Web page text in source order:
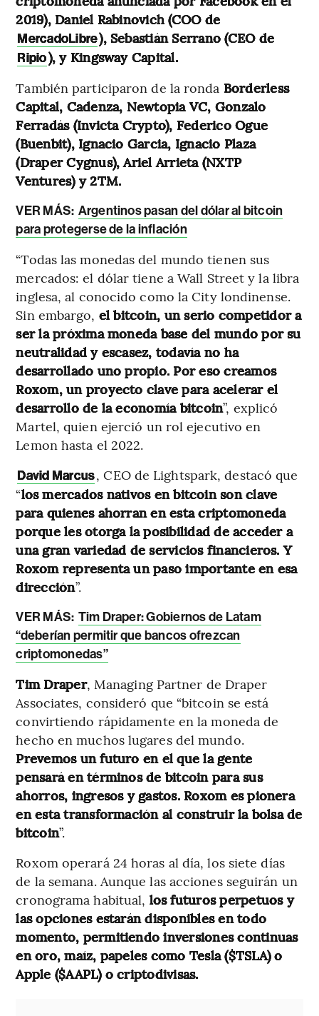
2019), Daniel Rabinovich (COO de
MercadoLibre), Sebastián Serrano (CEO de
Ripio), y Kingsway Capital.
También participaron de la ronda Borderless
Capital, Cadenza, Newtopia VC, Gonzalo
Ferradás (Invicta Crypto), Federico Ogue
(Buenbit), Ignacio Garcia, Ignacio Plaza
(Draper Cygnus), Ariel Arrieta (NXTP
Ventures) y 2TM.
VER MÁS: Argentinos pasan del dólar al bitcoin
para protegerse de la inflación
“Todas las monedas del mundo tienen sus
mercados: el dólar tiene a Wall Street y la libra
inglesa, al conocido como la City londinense.
Sin embargo, el bitcoin, un serio competidor a
ser la próxima moneda base del mundo por su
neutralidad y escasez, todavía no ha
desarrollado uno propio. Por eso creamos
Roxom, un proyecto clave para acelerar el
desarrollo de la economía bitcoin”, explicó
Martel, quien ejerció un rol ejecutivo en
Lemon hasta el 2022.
David Marcus, CEO de Lightspark, destacó que
“los mercados nativos en bitcoin son clave
para quienes ahorran en esta criptomoneda
porque les otorga la posibilidad de acceder a
una gran variedad de servicios financieros. Y
Roxom representa un paso importante en esa
dirección”.
VER MÁS: Tim Draper: Gobiernos de Latam
“deberían permitir que bancos ofrezcan
criptomonedas”
Tim Draper, Managing Partner de Draper
Associates, consideró que “bitcoin se está
convirtiendo rápidamente en la moneda de
hecho en muchos lugares del mundo.
Prevemos un futuro en el que la gente
pensará en términos de bitcoin para sus
ahorros, ingresos y gastos. Roxom es pionera
en esta transformación al construir la bolsa de
bitcoin”.
Roxom operará 24 horas al día, los siete días
de la semana. Aunque las acciones seguirán un
cronograma habitual, los futuros perpetuos y
las opciones estarán disponibles en todo
momento, permitiendo inversiones continuas
en oro, maíz, papeles como Tesla ($TSLA) o
Apple ($AAPL) o criptodivisas.